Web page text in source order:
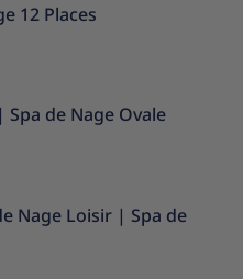
12 Places
| Spa de Nage Ovale
Nage Loisir | Spa de